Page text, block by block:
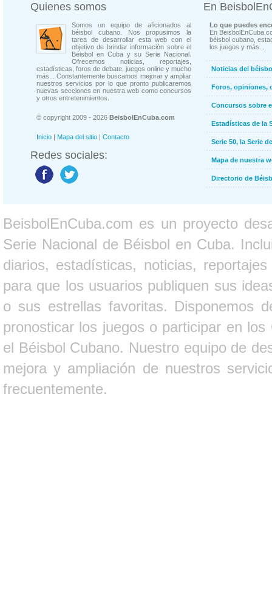
Quienes somos
Somos un equipo de aficionados al
béisbol cubano. Nos propusimos la
tarea de desarrollar esta web con el
objetivo de brindar información sobre el
Béisbol en Cuba y su Serie Nacional.
Ofrecemos noticias, reportajes,
estadísticas, foros de debate, juegos online y mucho
más... Constantemente buscamos mejorar y ampliar
nuestros servicios por lo que pronto publicaremos
nuevas secciones en nuestra web como concursos
y otros entretenimientos.
© copyright 2009 - 2026 BeisbolEnCuba.com
Inicio | Mapa del sitio | Contacto
Redes sociales:
En
Lo que puedes
En
béisbol cubano,
los juegos y más...
Noticias del
Foros, opiniones,
Concursos sobre
Estadísticas de la
Serie 50, la Serie
Mapa de nuestra
Directorio de
BeisbolEnCuba.com es un proyecto
Serie Nacional de Béisbol en Cuba.
diarios, estadísticas, noticias,
para que los usuarios publiquen sus
o sus estrellas favoritas. Disponemos
pronosticar los juegos o participar en
el Béisbol Cubano. Nuestro equipo de
mejora y ampliación de nuestros
frecuentemente.